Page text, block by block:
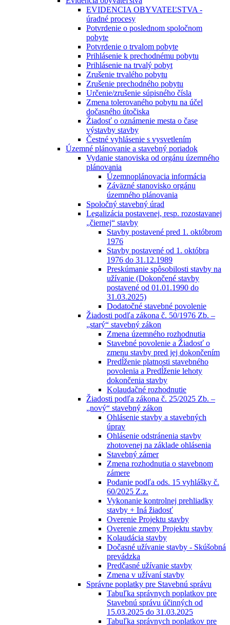
EVIDENCIA OBYVATEĽSTVA -
úradné procesy
Potvrdenie o poslednom spoločnom
pobyte
Potvrdenie o trvalom pobyte
Prihlásenie k prechodnému pobytu
Prihlásenie na trvalý pobyt
Zrušenie trvalého pobytu
Zrušenie prechodného pobytu
Určenie/zrušenie súpisného čísla
Zmena tolerovaného pobytu na účel
dočasného útočiska
Žiadosť o oznámenie mesta o čase
výstavby stavby
Čestné vyhlásenie s vysvetlením
Územné plánovanie a stavebný poriadok
Vydanie stanoviska od orgánu územného
plánovania
Územnoplánovacia informácia
Záväzné stanovisko orgánu
územného plánovania
Spoločný stavebný úrad
Legalizácia postavenej, resp. rozostavanej
„čiernej“ stavby
Stavby postavené pred 1. októbrom
1976
Stavby postavené od 1. októbra
1976 do 31.12.1989
Preskúmanie spôsobilosti stavby na
užívanie (Dokončené stavby
postavené od 01.01.1990 do
31.03.2025)
Dodatočné stavebné povolenie
Žiadosti podľa zákona č. 50/1976 Zb. –
„starý“ stavebný zákon
Zmena územného rozhodnutia
Stavebné povolenie a Žiadosť o
zmenu stavby pred jej dokončením
Predĺženie platnosti stavebného
povolenia a Predĺženie lehoty
dokončenia stavby
Kolaudačné rozhodnutie
Žiadosti podľa zákona č. 25/2025 Zb. –
„nový“ stavebný zákon
Ohlásenie stavby a stavebných
úprav
Ohlásenie odstránenia stavby
zhotovenej na základe ohlásenia
Stavebný zámer
Zmena rozhodnutia o stavebnom
zámere
Podanie podľa ods. 15 vyhlášky č.
60/2025 Z.z.
Vykonanie kontrolnej prehliadky
stavby + Iná žiadosť
Overenie Projektu stavby
Overenie zmeny Projektu stavby
Kolaudácia stavby
Dočasné užívanie stavby - Skúšobná
prevádzka
Predčasné užívanie stavby
Zmena v užívaní stavby
Správne poplatky pre Stavebnú správu
Tabuľka správnych poplatkov pre
Stavebnú správu účinných od
15.03.2025 do 31.03.2025
Tabuľka správnych poplatkov pre